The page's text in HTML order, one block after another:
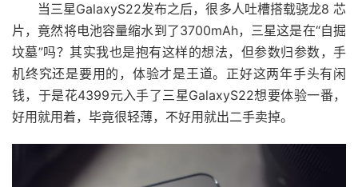
当三星GalaxyS22发布之后，很多人吐槽搭载骁龙8 芯
片，竟然将电池容量缩水到了3700mAh，三星这是在“自掘
坟墓”吗？其实我也是抱有这样的想法，但参数归参数，手
机终究还是要用的，体验才是王道。正好这两年手头有闲
钱，于是花4399元入手了三星GalaxyS22想要体验一番，
好用就用着，毕竟很轻薄，不好用就出二手卖掉。